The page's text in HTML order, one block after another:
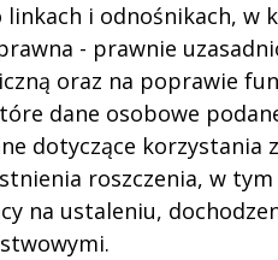
i odnośnikach, w
- prawnie
oraz na poprawie
dane osobowe
dotyczące korzystania
roszczenia, w
na ustaleniu,